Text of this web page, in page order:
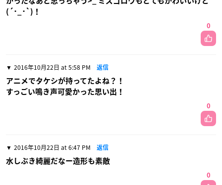
(´･_･`)！
0
2016年10月22日 at 5:58 PM 返信
アニメでタケシが持ってたよね？！
すっごい鳴き声可愛かった思い出！
0
2016年10月22日 at 6:47 PM 返信
水しぶき綺麗だなー造形も素敵
0